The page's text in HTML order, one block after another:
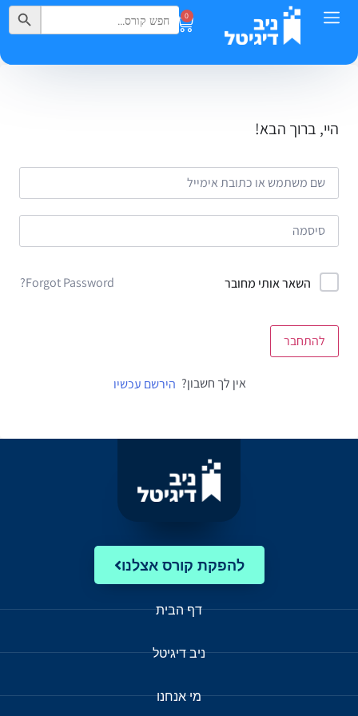
0
Search
for:
Search Button
היי, ברוך הבא!
השאר אותי מחובר Forgot Password?
להתחבר
אין לך חשבון? הירשם עכשיו
להפקת קורס אצלנו
דף הבית
ניב דיגיטל
מי אנחנו